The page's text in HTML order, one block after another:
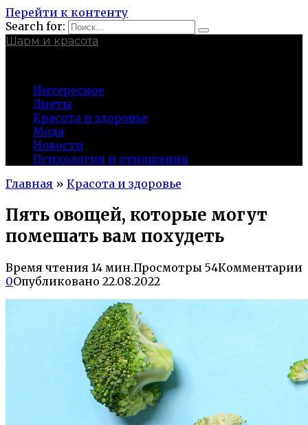
Перейти к контенту
Search for:
Шарм и красота
Интересное
Диеты
Красота и здоровье
Мода
Новости
Психология и отношения
Главная » Красота и здоровье
Пять овощей, которые могут
помешать вам похудеть
Время чтения 14 мин.Просмотры 54Комментарии
0Опубликовано 22.08.2022